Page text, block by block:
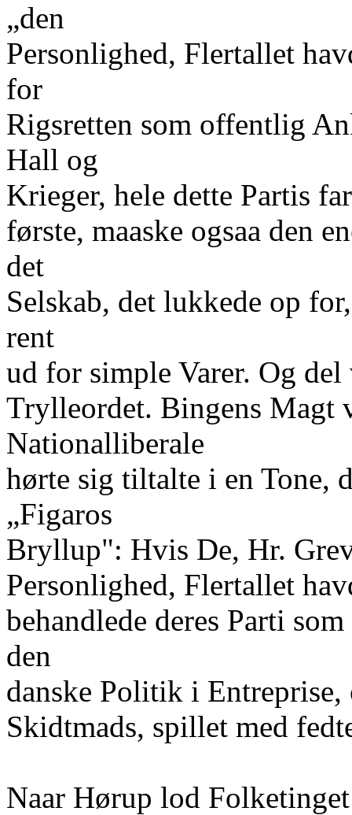
„den
Personlighed, Flertallet
for
Rigsretten som offentlig
Hall og
Krieger, hele dette Partis
første, maaske ogsaa den
det
Selskab, det lukkede op
rent
ud for simple Varer. Og
Trylleordet. Bingens Magt
Nationalliberale
hørte sig tiltalte i en Tone,
„Figaros
Bryllup": Hvis De, Hr.
Personlighed, Flertallet
behandlede deres Parti
den
danske Politik i
Skidtmads, spillet med
Naar Hørup lod